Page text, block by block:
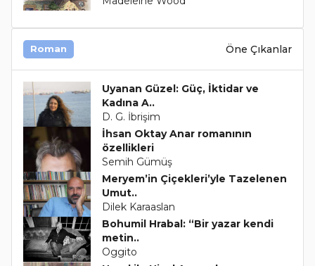
Roman Öne Çıkanlar
Uyanan Güzel: Güç, İktidar ve
Kadına A..
D. G. İbrişim
İhsan Oktay Anar romanının
özellikleri
Semih Gümüş
Meryem’in Çiçekleri’yle Tazelenen
Umut..
Dilek Karaaslan
Bohumil Hrabal: “Bir yazar kendi
metin..
Oggito